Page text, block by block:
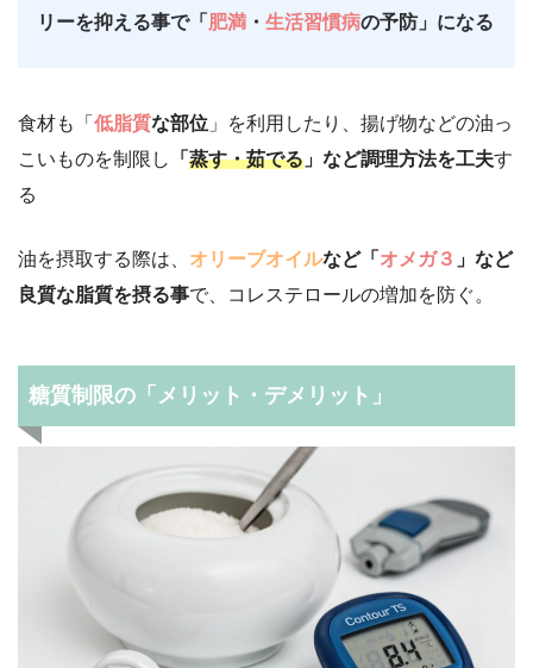
リーを抑える事で「 肥満 ・ 生活習慣病の予防」になる
食材も「 低脂質な部位 」を利用したり、揚げ物などの油っ
こいものを制限し
「 蒸す・茹でる 」など調理方法を工夫す
る
油を摂取する際は、 オリーブオイルなど「 オメガ３ 」など
良質な脂質を摂る事で、コレステロールの増加を防ぐ。
糖質制限の「メリット・デメリット」